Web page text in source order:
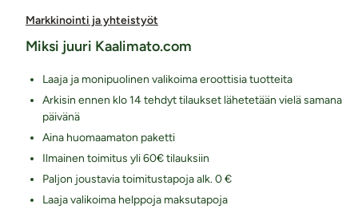
Markkinointi ja yhteistyöt
Miksi juuri Kaalimato.com
Laaja ja monipuolinen valikoima eroottisia tuotteita
Arkisin ennen klo 14 tehdyt tilaukset lähetetään vielä samana
päivänä
Aina huomaamaton paketti
Ilmainen toimitus yli 60€ tilauksiin
Paljon joustavia toimitustapoja alk. 0 €
Laaja valikoima helppoja maksutapoja